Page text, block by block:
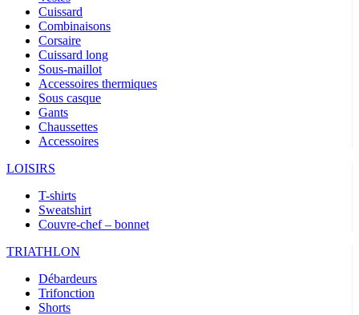
Cuissard
Combinaisons
Corsaire
Cuissard long
Sous-maillot
Accessoires thermiques
Sous casque
Gants
Chaussettes
Accessoires
LOISIRS
T-shirts
Sweatshirt
Couvre-chef – bonnet
TRIATHLON
Débardeurs
Trifonction
Shorts